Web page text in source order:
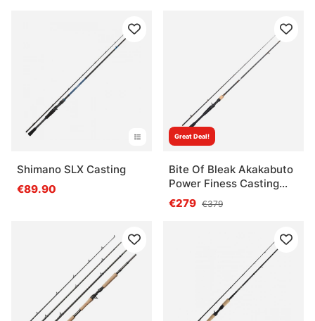
Shimano SLX Casting
€89.90
Great Deal!
Bite Of Bleak Akakabuto
Power Finess Casting
6'10 ML Fast 3-15g
Limited Edition
€279 €379